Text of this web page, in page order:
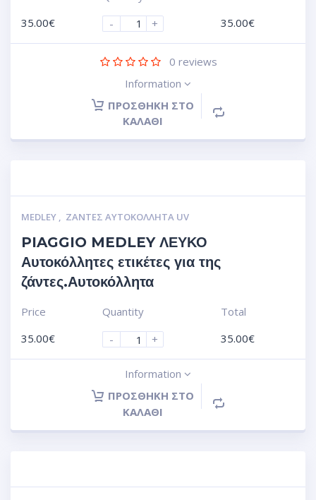
35.00€
-
+
35.00€
0 reviews
Information
ΠΡΟΣΘΉΚΗ ΣΤΟ
ΚΑΛΆΘΙ
MEDLEY , ΖΆΝΤΕΣ ΑΥΤΟΚΌΛΛΗΤΑ UV
PIAGGIO MEDLEY ΛΕΥΚΟ
Αυτοκόλλητες ετικέτες για της
ζάντες.Αυτοκόλλητα
Price
35.00€
Quantity
-
+
Total
35.00€
Information
ΠΡΟΣΘΉΚΗ ΣΤΟ
ΚΑΛΆΘΙ